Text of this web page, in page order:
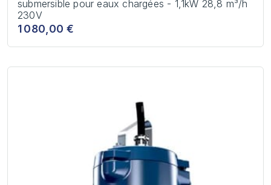
submersible pour eaux chargées - 1,1kW 28,8 m³/h
230V
1 080,00 €